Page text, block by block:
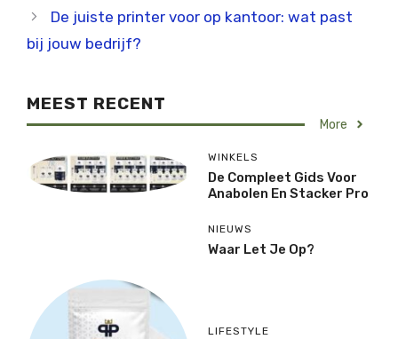
De juiste printer voor op kantoor: wat past
bij jouw bedrijf?
MEEST RECENT
More
WINKELS
De Compleet Gids Voor
Anabolen En Stacker Pro
NIEUWS
Waar Let Je Op?
LIFESTYLE